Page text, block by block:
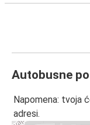
Autobusne
Napomena: tvoja
adresi.